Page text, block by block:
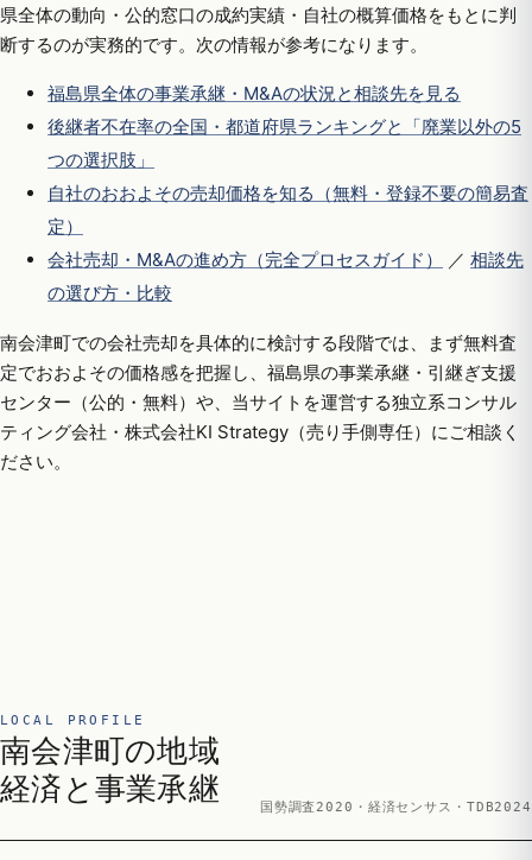
県全体の動向・公的窓口の成約実績・自社の概算価格をもとに判
断するのが実務的です。次の情報が参考になります。
福島県全体の事業承継・M&Aの状況と相談先を見る
後継者不在率の全国・都道府県ランキングと「廃業以外の5
つの選択肢」
自社のおおよその売却価格を知る（無料・登録不要の簡易査
定）
会社売却・M&Aの進め方（完全プロセスガイド）
／ 相談先
の選び方・比較
南会津町での会社売却を具体的に検討する段階では、まず無料査
定でおおよその価格感を把握し、福島県の事業承継・引継ぎ支援
センター（公的・無料）や、当サイトを運営する独立系コンサル
ティング会社・株式会社KI Strategy（売り手側専任）にご相談く
ださい。
LOCAL PROFILE
南会津町の地域
経済と事業承継
国勢調査2020・経済センサス・TDB2024